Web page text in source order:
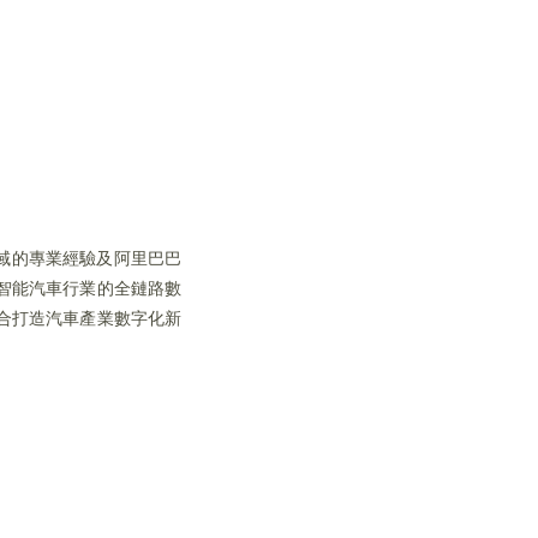
的專業經驗及阿里巴巴
能汽車行業的全鏈路數
打造汽車產業數字化新